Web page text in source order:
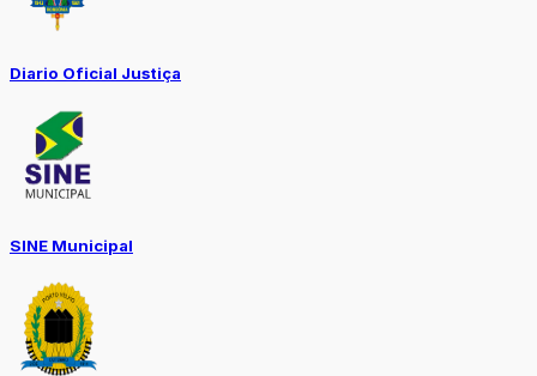
Diario Oficial Justiça
SINE Municipal